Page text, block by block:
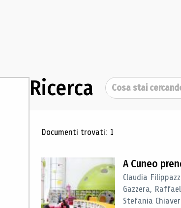
Ricerca Cerca
Risultati di ricerca
Documenti trovati: 1
A Cuneo
Claudia
Gazzera,
Stefania